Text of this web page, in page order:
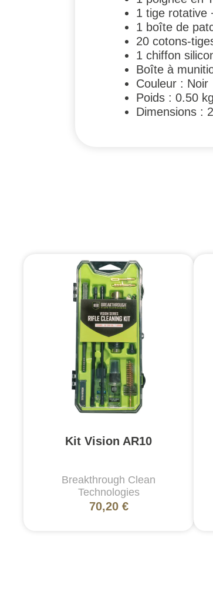
1 tige rotative
1 boîte de
20 cotons-
1 chiffon
Boîte à
Couleur : Noir
Poids : 0.50 kg
Dimensions :
Kit Vision AR10
Breakthrough Clean
Technologies
70,20 €